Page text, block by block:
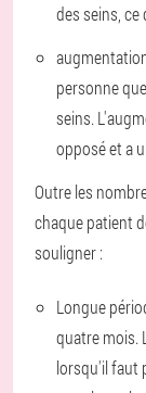
des seins,
personne
seins.
opposé et a
Outre les
chaque patient
souligner :
Longue
quatre mois.
lorsqu'il faut